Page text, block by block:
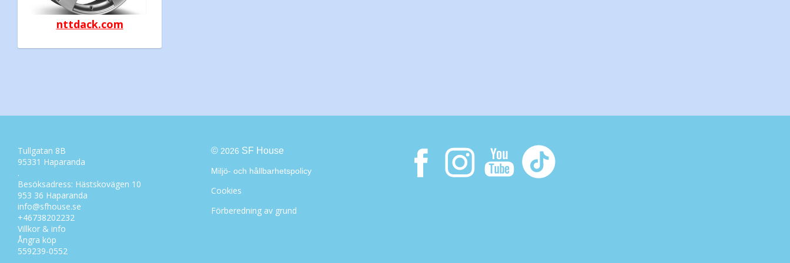
nttdack.com
Tullgatan 8B
95331 Haparanda
.
Besöksadress: Hästskovägen 10
953 36 Haparanda
info@sfhouse.se
+46738202232
Villkor & info
Ångra köp
559239-0552
© 2026 SF House
Miljö- och hållbarhetspolicy
Cookies
Förberedning av grund